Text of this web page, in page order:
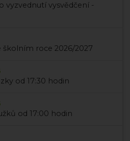
vyzvednutí vysvědčení -
školním roce 2026/2027
od 17:30 hodin
od 17:00 hodin